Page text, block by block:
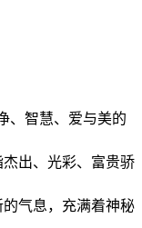
、智慧、爱与美的
出、光彩、富贵骄
气息，充满着神秘